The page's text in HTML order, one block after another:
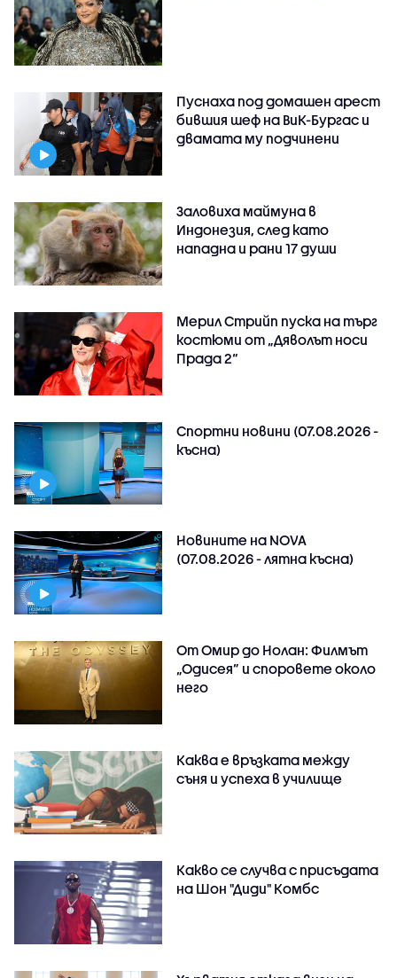
Пуснаха под домашен арест
бившия шеф на ВиК-Бургас и
двамата му подчинени
Заловиха маймуна в
Индонезия, след като
нападна и рани 17 души
Мерил Стрийп пуска на търг
костюми от „Дяволът носи
Прада 2“
Спортни новини (07.08.2026 -
късна)
Новините на NOVA
(07.08.2026 - лятна късна)
От Омир до Нолан: Филмът
„Одисея” и споровете около
него
Каква е връзката между
съня и успеха в училище
Какво се случва с присъдата
на Шон "Диди" Комбс